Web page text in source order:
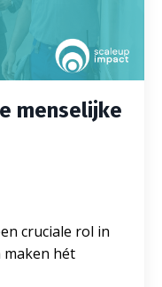
menselijke
cruciale rol in
maken hét